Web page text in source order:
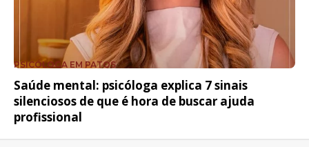
PSICÓLOGA EM PATOS
Saúde mental: psicóloga explica 7 sinais
silenciosos de que é hora de buscar ajuda
profissional